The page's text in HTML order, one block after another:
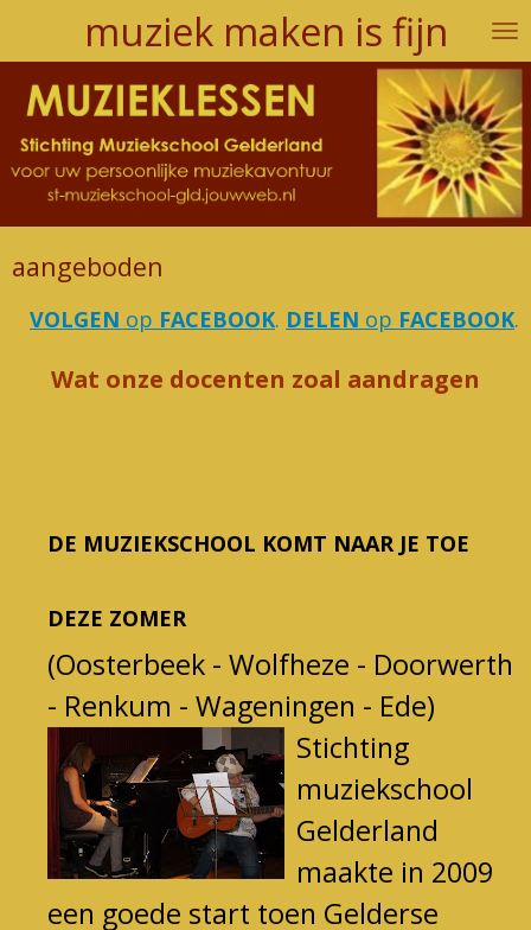
direct
naar
de
hoofdinhoud
muziek maken is fijn
aangeboden
VOLGEN op FACEBOOK. DELEN op FACEBOOK.
Wat onze docenten zoal aandragen
DE MUZIEKSCHOOL KOMT NAAR JE TOE
DEZE ZOMER
(Oosterbeek - Wolfheze - Doorwerth
- Renkum - Wageningen - Ede)
Stichting
muziekschool
Gelderland
maakte in 2009
een goede start toen Gelderse